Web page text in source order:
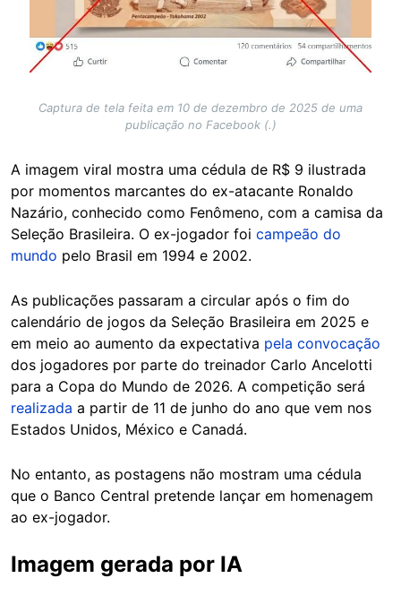
Captura de tela feita em 10 de dezembro de 2025 de uma
publicação no Facebook (.)
A imagem viral mostra uma cédula de R$ 9 ilustrada
por momentos marcantes do ex-atacante Ronaldo
Nazário, conhecido como Fenômeno, com a camisa da
Seleção Brasileira. O ex-jogador foi campeão do
mundo pelo Brasil em 1994 e 2002.
As publicações passaram a circular após o fim do
calendário de jogos da Seleção Brasileira em 2025 e
em meio ao aumento da expectativa pela convocação
dos jogadores por parte do treinador Carlo Ancelotti
para a Copa do Mundo de 2026. A competição será
realizada a partir de 11 de junho do ano que vem nos
Estados Unidos, México e Canadá.
No entanto, as postagens não mostram uma cédula
que o Banco Central pretende lançar em homenagem
ao ex-jogador.
Imagem gerada por IA